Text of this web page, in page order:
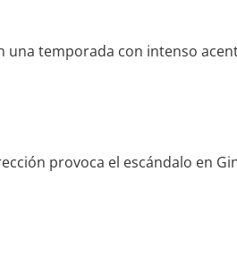
una temporada con intenso
provoca el escándalo en